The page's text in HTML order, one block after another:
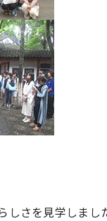
しさを見学しまし